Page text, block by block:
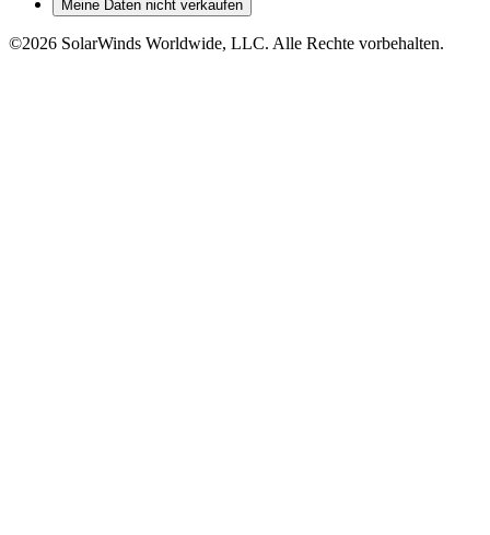
Meine Daten nicht verkaufen
©2026 SolarWinds Worldwide, LLC. Alle Rechte vorbehalten.